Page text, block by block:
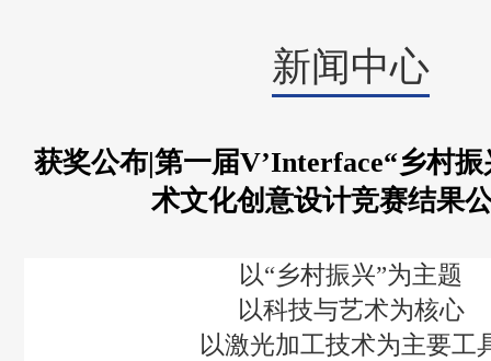
新闻中心
获奖公布|第一届V’Interface“乡村
术文化创意设计竞赛结果
以“乡村振兴”为主题
以科技与艺术为核心
以激光加工技术为主要工